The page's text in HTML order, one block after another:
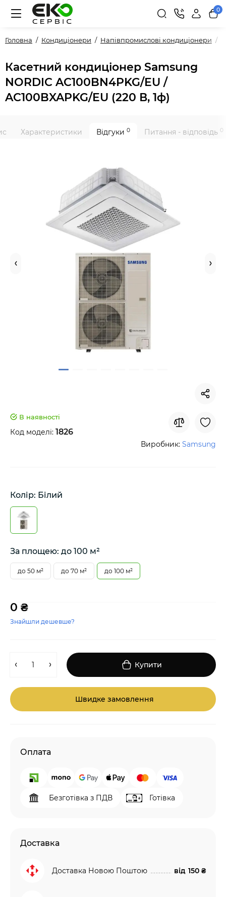
0
Головна Кондиціонери Напівпромислові кондиціонери
Касетний кондиціонер Samsung
NORDIC AC100BN4PKG/EU /
AC100BXAPKG/EU (220 В, 1ф)
Характеристики Відгуки 0 Питання - відповідь 0
В наявності
Код моделі: 1826
Виробник: Samsung
Колір: Білий
За площею: до 100 м²
до 50 м² до 70 м² до 100 м²
0 ₴
Знайшли дешевше?
Купити
Швидке замовлення
Оплата
Безготівка з ПДВ Готівка
Доставка
Доставка Новою Поштою від 150 ₴